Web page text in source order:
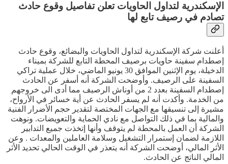
الإسكندرية لتداول الحاويات تعلن تفاصيل وقوع حادث
تصادم في رصيف تابع لها
أعلنت شركة الإسكندرية لتداول الحاويات والبضائع، وقوع حادث
إصطدام سفينة حاويات برصيف المحطة التابع للشركة بميناء
الدخيلة، يوم الإثنين الموافق 30 يونيو الماضي، خلال عملية تراكي
السفينة على الرصيف. وأوضحت الشركة أنه أسفر عن الحادث
إصطدام السفينة بعدد 2 من أوناش الرصيف مما أدى الى خروجهم
من الخدمة. وأكدت أنه لم يسفر الحادث عن أية خسائر في الأرواح،
مشيرة إلى تنسيقها مع الجهات المختصة لتقدير حجم الأضرار الفنية
والمالية بما في ذلك التواصل مع نادي الحماية والتعويضات. ونوهت
الشركة أن العمل بالمحطة لم يتوقف وأنها إتخذت جميع التدابير
اللازمة لضمان إستمرار التشغيل وسلامة العاملين والمعدات . وعن
الأثر المالي، أوضحت الشركة أنه يتعذر في الوقت الحالي تحديد الأثر
المالي الناتج عن الحادث.